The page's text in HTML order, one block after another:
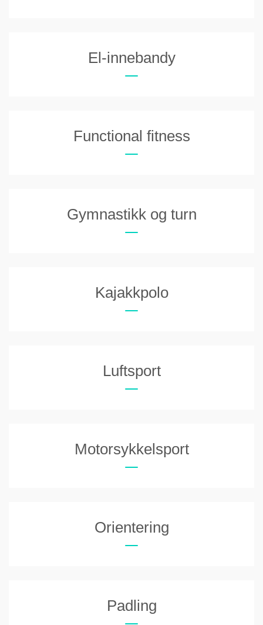
El-innebandy
Functional fitness
Gymnastikk og turn
Kajakkpolo
Luftsport
Motorsykkelsport
Orientering
Padling